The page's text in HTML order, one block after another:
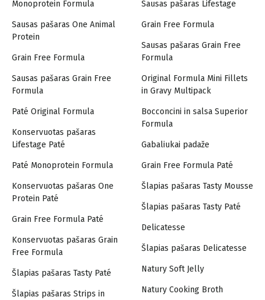
Monoprotein Formula
Sausas pašaras One Animal
Protein
Grain Free Formula
Sausas pašaras Grain Free
Formula
Paté Original Formula
Konservuotas pašaras
Lifestage Paté
Paté Monoprotein Formula
Konservuotas pašaras One
Protein Paté
Grain Free Formula Paté
Konservuotas pašaras Grain
Free Formula
Šlapias pašaras Tasty Paté
Šlapias pašaras Strips in
Sausas pašaras Lifestage
Grain Free Formula
Sausas pašaras Grain Free
Formula
Original Formula Mini Fillets
in Gravy Multipack
Bocconcini in salsa Superior
Formula
Gabaliukai padaže
Grain Free Formula Paté
Šlapias pašaras Tasty Mousse
Šlapias pašaras Tasty Paté
Delicatesse
Šlapias pašaras Delicatesse
Natury Soft Jelly
Natury Cooking Broth